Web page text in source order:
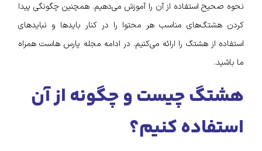
نحوه صحیح استفاده از آن را آموزش می‌دهیم. همچنین چگونگی پیدا
کردن هشتگ‌های مناسب هر محتوا را در کنار بایدها و نبایدهای
استفاده از هشتگ را ارائه می‌کنیم. در ادامه مجله پارس هاست همراه
ما باشید.
هشتگ چیست و چگونه از آن
استفاده کنیم؟